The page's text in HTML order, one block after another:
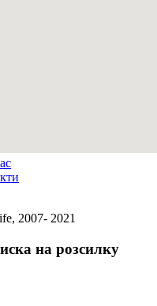
2007- 2021
на розсилку